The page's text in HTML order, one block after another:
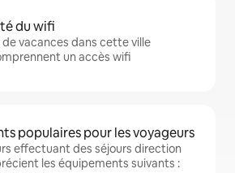
du wifi
vacances dans cette ville
un accès wifi
populaires pour les voyageurs
effectuant des séjours direction
les équipements suivants :